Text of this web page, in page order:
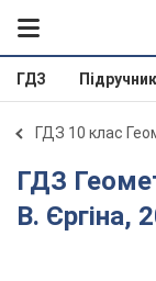
ГДЗ
ГДЗ 10 клас
ГДЗ
В. Єргіна,